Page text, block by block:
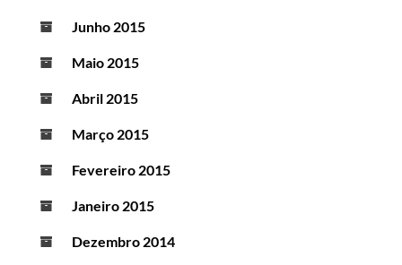
Junho 2015
Maio 2015
Abril 2015
Março 2015
Fevereiro 2015
Janeiro 2015
Dezembro 2014